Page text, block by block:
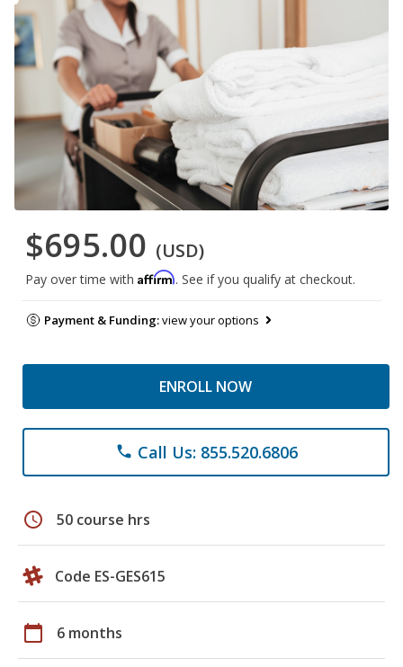
$695.00 (USD)
Pay over time with Affirm. See if you qualify at checkout.
Payment & Funding:view your options
ENROLL NOW
phone Call Us: 855.520.6806
schedule 50 course hrs
Code ES-GES615
calendar_today 6 months